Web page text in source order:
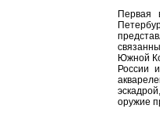
Первая
Южной
России
оружие